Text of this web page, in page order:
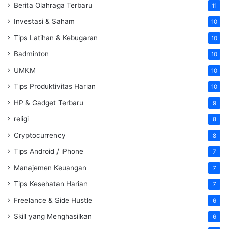
Berita Olahraga Terbaru 11
Investasi & Saham 10
Tips Latihan & Kebugaran 10
Badminton 10
UMKM 10
Tips Produktivitas Harian 10
HP & Gadget Terbaru 9
religi 8
Cryptocurrency 8
Tips Android / iPhone 7
Manajemen Keuangan 7
Tips Kesehatan Harian 7
Freelance & Side Hustle 6
Skill yang Menghasilkan 6